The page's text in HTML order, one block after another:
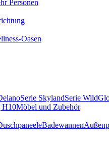
Personen
Oasen
Serie SkylandSerie Wild
H10Möbel und Zubehör
Badewannen